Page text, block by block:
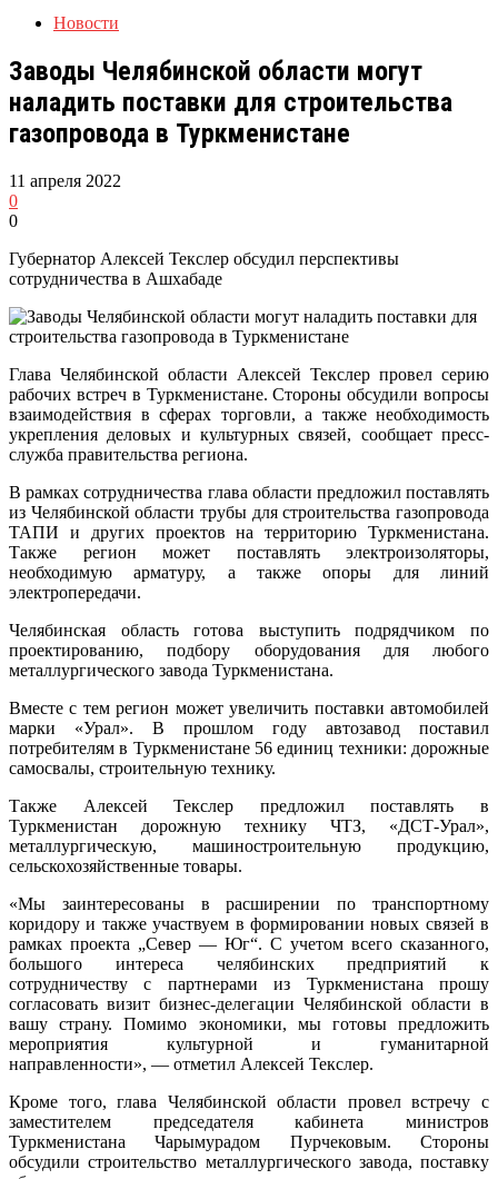
Новости
Заводы Челябинской области могут
наладить поставки для строительства
газопровода в Туркменистане
11 апреля 2022
0
0
Губернатор Алексей Текслер обсудил перспективы
сотрудничества в Ашхабаде
Глава Челябинской области Алексей Текслер провел серию
рабочих встреч в Туркменистане. Стороны обсудили вопросы
взаимодействия в сферах торговли, а также необходимость
укрепления деловых и культурных связей, сообщает пресс-
служба правительства региона.
В рамках сотрудничества глава области предложил поставлять
из Челябинской области трубы для строительства газопровода
ТАПИ и других проектов на территорию Туркменистана.
Также регион может поставлять электроизоляторы,
необходимую арматуру, а также опоры для линий
электропередачи.
Челябинская область готова выступить подрядчиком по
проектированию, подбору оборудования для любого
металлургического завода Туркменистана.
Вместе с тем регион может увеличить поставки автомобилей
марки «Урал». В прошлом году автозавод поставил
потребителям в Туркменистане 56 единиц техники: дорожные
самосвалы, строительную технику.
Также Алексей Текслер предложил поставлять в
Туркменистан дорожную технику ЧТЗ, «ДСТ-Урал»,
металлургическую, машиностроительную продукцию,
сельскохозяйственные товары.
«Мы заинтересованы в расширении по транспортному
коридору и также участвуем в формировании новых связей в
рамках проекта „Север — Юг“. С учетом всего сказанного,
большого интереса челябинских предприятий к
сотрудничеству с партнерами из Туркменистана прошу
согласовать визит бизнес-делегации Челябинской области в
вашу страну. Помимо экономики, мы готовы предложить
мероприятия культурной и гуманитарной
направленности», — отметил Алексей Текслер.
Кроме того, глава Челябинской области провел встречу c
заместителем председателя кабинета министров
Туркменистана Чарымурадом Пурчековым. Стороны
обсудили строительство металлургического завода, поставку